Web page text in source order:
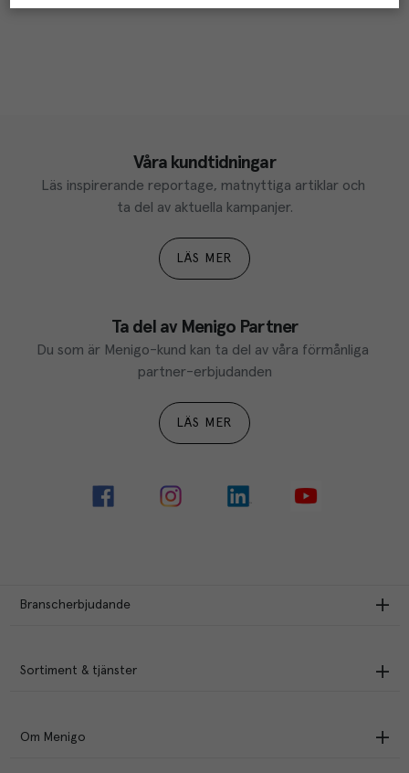
Våra kundtidningar
Läs inspirerande reportage, matnyttiga artiklar och
ta del av aktuella kampanjer.
LÄS MER
Ta del av Menigo Partner
Du som är Menigo-kund kan ta del av våra förmånliga
partner-erbjudanden
LÄS MER
Branscherbjudande
Sortiment & tjänster
Om Menigo